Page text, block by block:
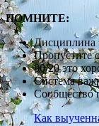
ПОМНИТЕ:
Дисциплина
Пропустите
80/20 это
Система
Сообщество
Как